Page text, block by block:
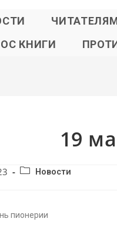
КНИГИ
19
Новости
пионерии